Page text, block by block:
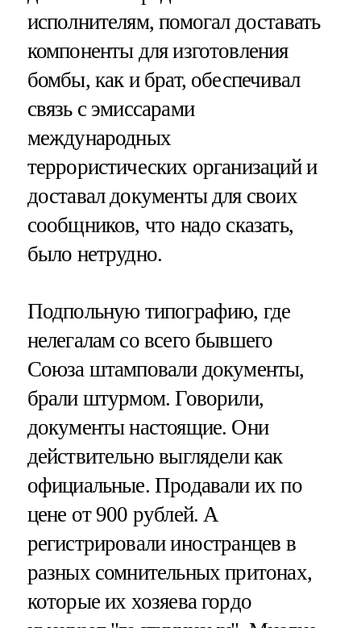
исполнителям, помогал доставать
компоненты для изготовления
бомбы, как и брат, обеспечивал
связь с эмиссарами
международных
террористических организаций и
доставал документы для своих
сообщников, что надо сказать,
было нетрудно.
Подпольную типографию, где
нелегалам со всего бывшего
Союза штамповали документы,
брали штурмом. Говорили,
документы настоящие. Они
действительно выглядели как
официальные. Продавали их по
цене от 900 рублей. А
регистрировали иностранцев в
разных сомнительных притонах,
которые их хозяева гордо